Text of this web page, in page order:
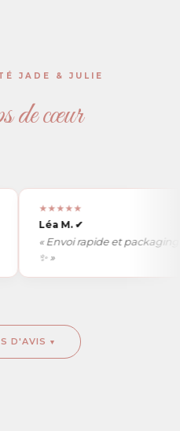
JADE & JULIE
de cœur
★★★★★
Léa M.✔
« Envoi rapide et packaging
D'AVIS